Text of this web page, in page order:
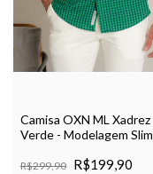
Camisa OXN ML Xadrez
Verde - Modelagem Slim
R$299,90 R$199,90